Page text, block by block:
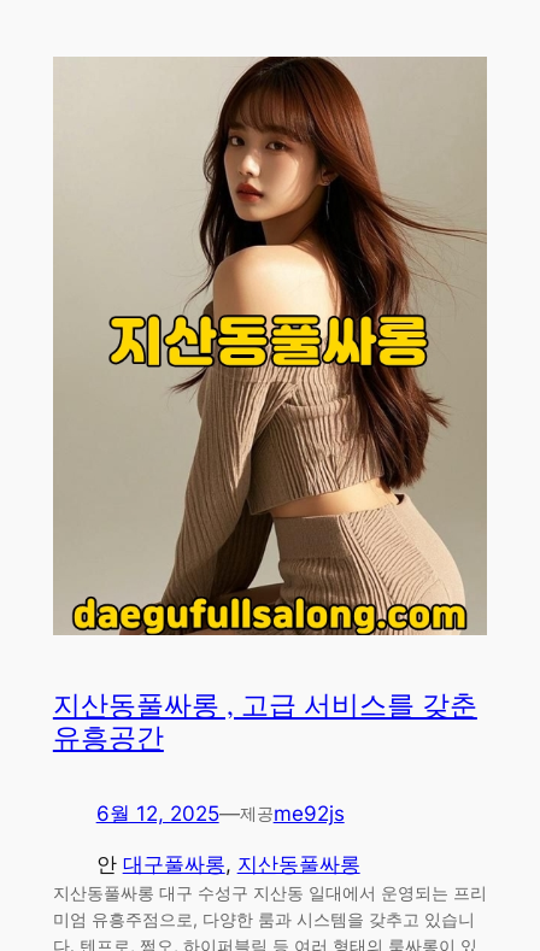
지산동풀싸롱 , 고급 서비스를 갖춘
유흥공간
6월 12, 2025—제공me92js
안 대구풀싸롱, 지산동풀싸롱
지산동풀싸롱 대구 수성구 지산동 일대에서 운영되는 프리
미엄 유흥주점으로, 다양한 룸과 시스템을 갖추고 있습니
다. 텐프로, 쩜오, 하이퍼블릭 등 여러 형태의 룸싸롱이 있